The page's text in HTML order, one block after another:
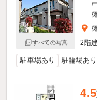
すべての写真
2階
駐車場あり 駐輪場あり
4.5